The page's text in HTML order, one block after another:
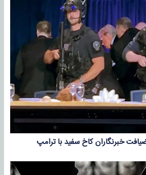
خبرنگاران کاخ سفید با ترامپ